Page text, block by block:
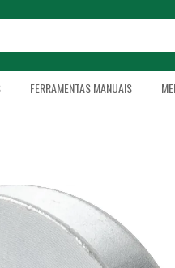
FERRAMENTAS MANUAIS